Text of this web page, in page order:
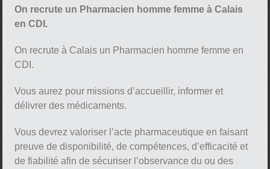
On recrute un Pharmacien homme femme à Calais
en CDI.
On recrute à Calais un Pharmacien homme femme en
CDI.
Vous aurez pour missions d’accueillir, informer et
délivrer des médicaments.
Vous devrez valoriser l’acte pharmaceutique en faisant
preuve de disponibilité, de compétences, d’efficacité et
de fiabilité afin de sécuriser l’observance du ou des